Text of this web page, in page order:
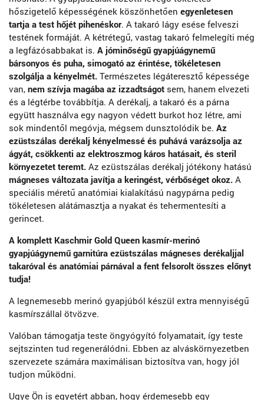
hőszigetelő képességének köszönhetően egyenletesen
tartja a test hőjét pihenéskor. A takaró lágy esése felveszi
testének formáját. A kétrétegű, vastag takaró felmelegíti még
a legfázósabbakat is. A jóminőségű gyapjúágynemű
bársonyos és puha, simogató az érintése, tökéletesen
szolgálja a kényelmét. Természetes légáteresztő képessége
van, nem szívja magába az izzadtságot sem, hanem elvezeti
és a légtérbe továbbítja. A derékalj, a takaró és a párna
együtt használva egy nagyon védett burkot hoz létre, ami
sok mindentől megóvja, mégsem dunsztolódik be. Az
ezüstszálas derékalj kényelmessé és puhává varázsolja az
ágyát, csökkenti az elektroszmog káros hatásait, és steril
környezetet teremt. Az ezüstszálas derékalj jótékony hatású
mágneses változata javítja a keringést, vérbőséget okoz. A
speciális méretű anatómiai kialakítású nagypárna pedig
tökéletesen alátámasztja a nyakat és tehermentesíti a
gerincet.
A komplett Kaschmir Gold Queen kasmír-merinó
gyapjúágynemű garnitúra ezüstszálas mágneses derékaljjal
takaróval és anatómiai párnával a fent felsorolt összes előnyt
tudja!
A legnemesebb merinó gyapjúból készül extra mennyiségű
kasmírszállal ötvözve.
Valóban támogatja teste öngyógyító folyamatait, így teste
sejtszinten tud regenerálódni. Ebben az alváskörnyezetben
szervezete számára maximálisan biztosítva van, hogy jól
tudjon működni.
Ugye Ön is egyetért abban, hogy érdemesebb egy